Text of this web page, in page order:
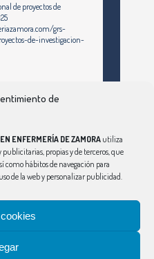
de
ENFERMERÍA DE ZAMORA utiliza
propias y de terceros, que
como hábitos de navegación para
de la web y personalizar publicidad.
de proyectos de
grs-
de-investigacion-
en Instagram